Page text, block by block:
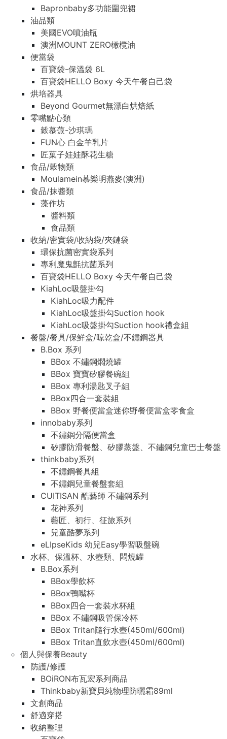
Bapronbaby多功能圍兜裙
油品類
美國EVO噴油瓶
澳洲MOUNT ZERO橄欖油
便當袋
百寶袋-保溫袋 6L
百寶袋HELLO Boxy 今天午餐自己袋
烘培器具
Beyond Gourmet無漂白烘焙紙
零嘴點心類
穀慕蒎-沙琪瑪
FUN心 白金羊乳片
匠菓子娃娃酥花生糖
食品/穀物類
Moulamein慕樂明燕麥(澳洲)
食品/抹醬類
藻作坊
醬料類
食品類
收納/密實袋/收納袋/夾鏈袋
環保抗菌密實袋系列
專利魔鬼氈抗菌系列
百寶袋HELLO Boxy 今天午餐自己袋
KiahLoc吸盤掛勾
KiahLoc吸力配件
KiahLoc吸盤掛勾Suction hook
KiahLoc吸盤掛勾Suction hook禮盒組
餐盤/餐具/保鮮盒/晾乾盒/不鏽鋼器具
B.Box 系列
BBox 不鏽鋼燜燒罐
BBox 寶寶矽膠餐碗組
BBox 專利湯匙叉子組
BBox四合一套裝組
BBox 野餐便當盒迷你野餐便當盒零食盒
innobaby系列
不鏽鋼分隔便當盒
矽膠防滑餐盤、矽膠蒸盤、不鏽鋼兒童巴士餐盤
thinkbaby系列
不鏽鋼餐具組
不鏽鋼兒童餐盤套組
CUITISAN 酷藝師 不鏽鋼系列
花神系列
藝匠、初行、征旅系列
兒童酷夢系列
eLIpseKids 幼兒Easy學習吸盤碗
水杯、保溫杯、水壺類、悶燒罐
B.Box系列
BBox學飲杯
BBox鴨嘴杯
BBox四合一套裝水杯組
BBox 不鏽鋼吸管保冷杯
BBox Tritan隨行水壺(450ml/600ml)
BBox Tritan直飲水壺(450ml/600ml)
個人與保養Beauty
防護/修護
BOiRON布瓦宏系列商品
Thinkbaby新寶貝純物理防曬霜89ml
文創商品
舒適穿搭
收納整理